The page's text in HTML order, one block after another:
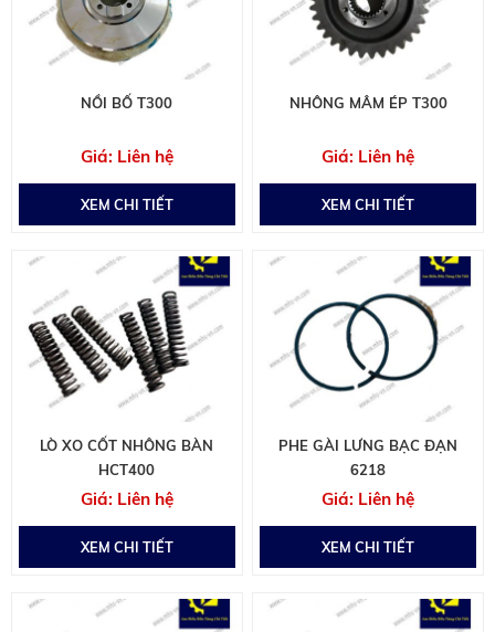
NỒI BỐ T300
Liên hệ
XEM CHI TIẾT
NHÔNG MÂM ÉP T300
Liên hệ
XEM CHI TIẾT
LÒ XO CỐT NHÔNG BÀN
HCT400
Liên hệ
XEM CHI TIẾT
PHE GÀI LƯNG BẠC ĐẠN
6218
Liên hệ
XEM CHI TIẾT